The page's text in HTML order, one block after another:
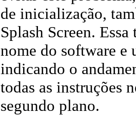
de inicialização,
Splash Screen.
nome do software e
indicando o
todas as instruções
segundo plano.